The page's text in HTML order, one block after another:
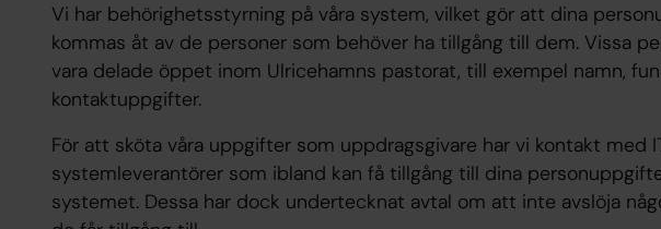
Vi har behörighetsstyrning på våra system, vilket gör att dina
kommas åt av de personer som behöver ha tillgång till dem. Vissa
vara delade öppet inom Ulricehamns pastorat, till exempel namn,
kontaktuppgifter.
För att sköta våra uppgifter som uppdragsgivare har vi kontakt med
systemleverantörer som ibland kan få tillgång till dina
systemet. Dessa har dock undertecknat avtal om att inte avslöja